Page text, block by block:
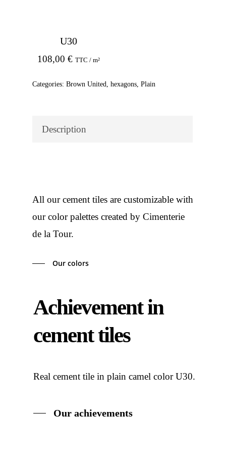
U30
108,00€ TTC / m²
Categories: Brown United, hexagons, Plain
Description
All our cement tiles are customizable with
our color palettes created by Cimenterie
de la Tour.
Our colors
Achievement in
cement tiles
Real cement tile in plain camel color U30.
Our achievements